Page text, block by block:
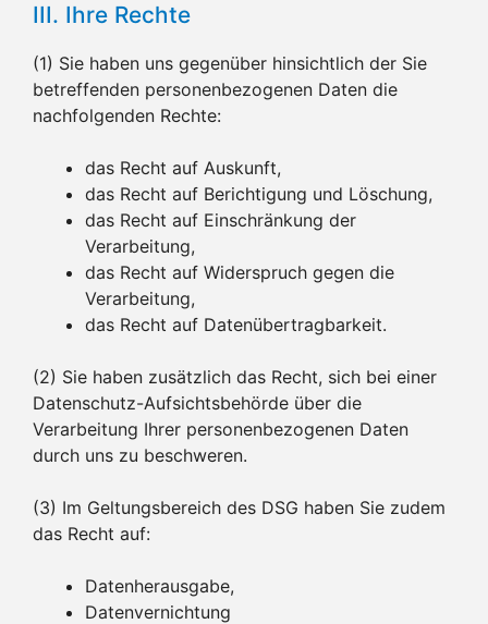
III. Ihre Rechte
(1) Sie haben uns gegenüber hinsichtlich der Sie
betreffenden personenbezogenen Daten die
nachfolgenden Rechte:
das Recht auf Auskunft,
das Recht auf Berichtigung und Löschung,
das Recht auf Einschränkung der
Verarbeitung,
das Recht auf Widerspruch gegen die
Verarbeitung,
das Recht auf Datenübertragbarkeit.
(2) Sie haben zusätzlich das Recht, sich bei einer
Datenschutz-Aufsichtsbehörde über die
Verarbeitung Ihrer personenbezogenen Daten
durch uns zu beschweren.
(3) Im Geltungsbereich des DSG haben Sie zudem
das Recht auf:
Datenherausgabe,
Datenvernichtung